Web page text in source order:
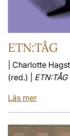
ETN:TÅG
| Charlotte
(red.) | ETN:TÅG
Läs mer